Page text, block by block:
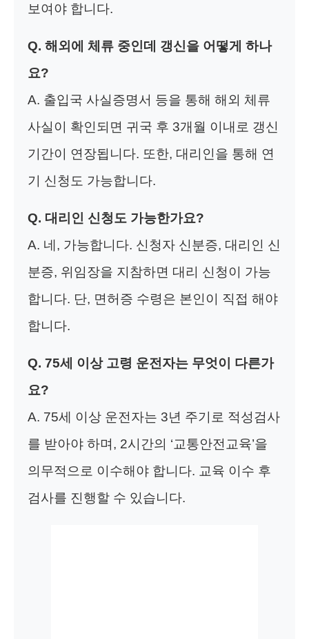
보여야 합니다.
Q. 해외에 체류 중인데 갱신을 어떻게 하나
요?
A. 출입국 사실증명서 등을 통해 해외 체류
사실이 확인되면 귀국 후 3개월 이내로 갱신
기간이 연장됩니다. 또한, 대리인을 통해 연
기 신청도 가능합니다.
Q. 대리인 신청도 가능한가요?
A. 네, 가능합니다. 신청자 신분증, 대리인 신
분증, 위임장을 지참하면 대리 신청이 가능
합니다. 단, 면허증 수령은 본인이 직접 해야
합니다.
Q. 75세 이상 고령 운전자는 무엇이 다른가
요?
A. 75세 이상 운전자는 3년 주기로 적성검사
를 받아야 하며, 2시간의 ‘교통안전교육’을
의무적으로 이수해야 합니다. 교육 이수 후
검사를 진행할 수 있습니다.